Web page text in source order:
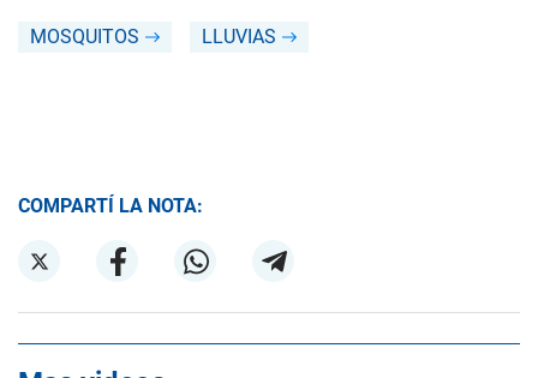
MOSQUITOS LLUVIAS
COMPARTÍ LA NOTA: